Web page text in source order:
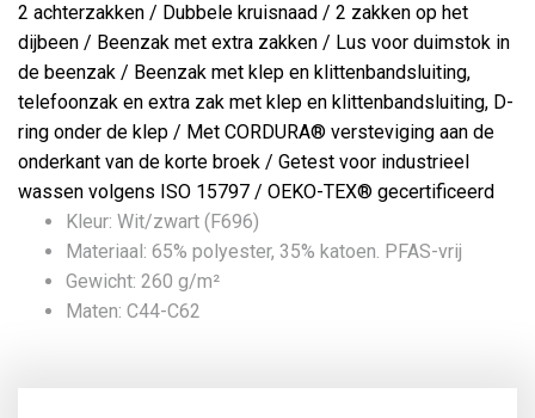
2 achterzakken / Dubbele kruisnaad / 2 zakken op het
dijbeen / Beenzak met extra zakken / Lus voor duimstok in
de beenzak / Beenzak met klep en klittenbandsluiting,
telefoonzak en extra zak met klep en klittenbandsluiting, D-
ring onder de klep / Met CORDURA® versteviging aan de
onderkant van de korte broek / Getest voor industrieel
wassen volgens ISO 15797 / OEKO-TEX® gecertificeerd
Kleur: Wit/zwart (F696)
Materiaal: 65% polyester, 35% katoen. PFAS-vrij
Gewicht: 260 g/m²
Maten: C44-C62